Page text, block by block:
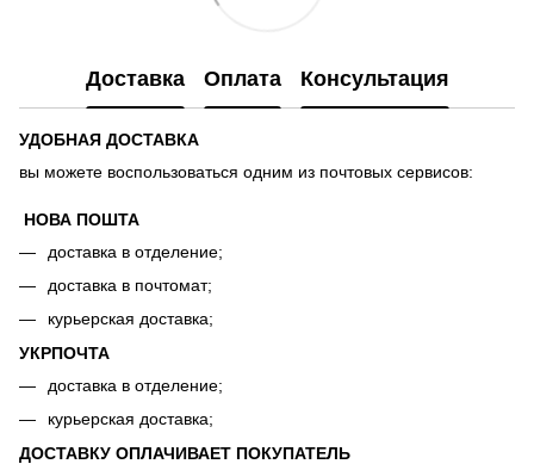
Доставка Оплата Консультация
УДОБНАЯ ДОСТАВКА
вы можете воспользоваться одним из почтовых сервисов:
НОВА ПОШТА
доставка в отделение;
доставка в почтомат;
курьерская доставка;
УКРПОЧТА
доставка в отделение;
курьерская доставка;
ДОСТАВКУ ОПЛАЧИВАЕТ ПОКУПАТЕЛЬ